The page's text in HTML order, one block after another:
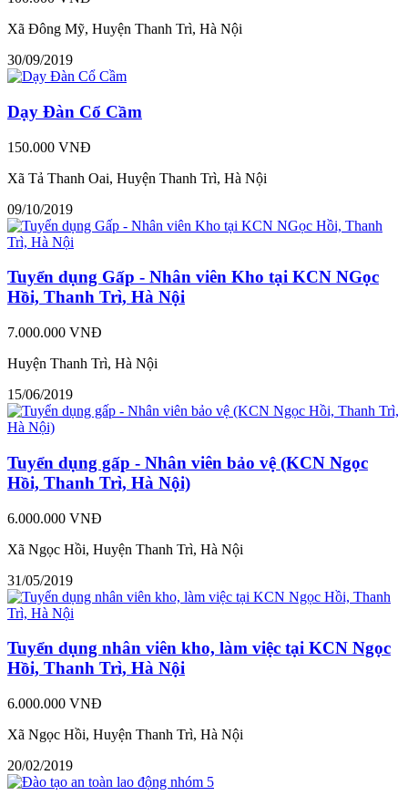
Xã Đông Mỹ, Huyện Thanh Trì, Hà Nội
30/09/2019
Dạy Đàn Cổ Cầm
150.000 VNĐ
Xã Tả Thanh Oai, Huyện Thanh Trì, Hà Nội
09/10/2019
Tuyển dụng Gấp - Nhân viên Kho tại KCN NGọc
Hồi, Thanh Trì, Hà Nội
7.000.000 VNĐ
Huyện Thanh Trì, Hà Nội
15/06/2019
Tuyển dụng gấp - Nhân viên bảo vệ (KCN Ngọc
Hồi, Thanh Trì, Hà Nội)
6.000.000 VNĐ
Xã Ngọc Hồi, Huyện Thanh Trì, Hà Nội
31/05/2019
Tuyển dụng nhân viên kho, làm việc tại KCN Ngọc
Hồi, Thanh Trì, Hà Nội
6.000.000 VNĐ
Xã Ngọc Hồi, Huyện Thanh Trì, Hà Nội
20/02/2019